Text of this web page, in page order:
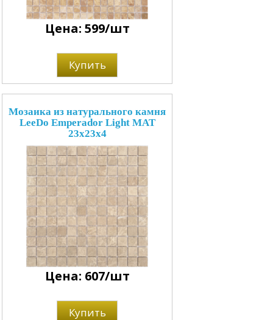
Цена: 599/шт
Купить
Мозаика из натурального камня
LeeDo Emperador Light MAT
23x23x4
Цена: 607/шт
Купить